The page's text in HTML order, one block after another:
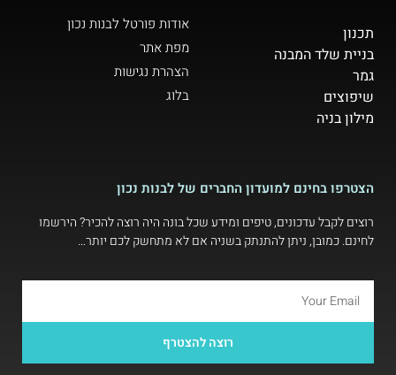
תכנון
בניית שלד המבנה
גמר
שיפוצים
מילון בניה
אודות פורטל לבנות נכון
מפת אתר
הצהרת נגישות
בלוג
הצטרפו בחינם למועדון החברים של לבנות נכון
רוצים לקבל עדכונים, טיפים ומידע שכל בונה היה רוצה להכיר? הירשמו
לחינם. כמובן, ניתן להתנתק בשניה אם לא מתחשק לכם יותר…
רוצה להצטרף